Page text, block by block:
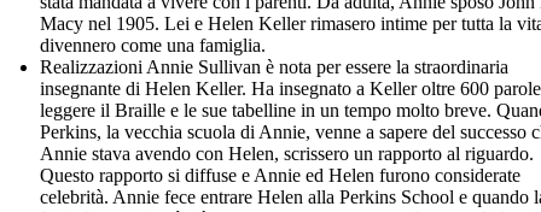
Macy nel 1905. Lei e Helen Keller rimasero intime per tutta la
divennero come una famiglia.
Realizzazioni Annie Sullivan è nota per essere la straordinaria
insegnante di Helen Keller. Ha insegnato a Keller oltre 600
leggere il Braille e le sue tabelline in un tempo molto breve.
Perkins, la vecchia scuola di Annie, venne a sapere del successo
Annie stava avendo con Helen, scrissero un rapporto al riguardo.
Questo rapporto si diffuse e Annie ed Helen furono considerate
celebrità. Annie fece entrare Helen alla Perkins School e quando